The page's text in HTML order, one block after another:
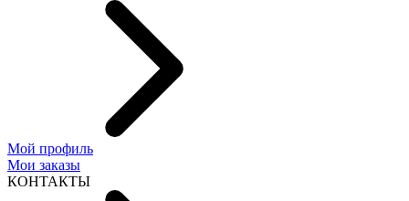
Мой профиль
Мои заказы
КОНТАКТЫ